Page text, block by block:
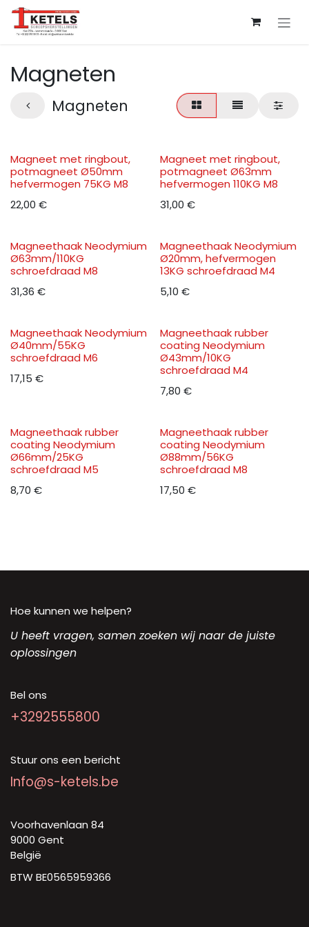
Overslaan naar inhoud
Magneten
Magneten
Magneet met ringbout,
potmagneet Ø50mm
hefvermogen 75KG M8
22,00 €
Magneet met ringbout,
potmagneet Ø63mm
hefvermogen 110KG M8
31,00 €
Magneethaak Neodymium
Ø63mm/110KG
schroefdraad M8
31,36 €
Magneethaak Neodymium
Ø20mm, hefvermogen
13KG schroefdraad M4
5,10 €
Magneethaak Neodymium
Ø40mm/55KG
schroefdraad M6
17,15 €
Magneethaak rubber
coating Neodymium
Ø43mm/10KG
schroefdraad M4
7,80 €
Magneethaak rubber
coating Neodymium
Ø66mm/25KG
schroefdraad M5
8,70 €
Magneethaak rubber
coating Neodymium
Ø88mm/56KG
schroefdraad M8
17,50 €
Hoe kunnen we helpen?
U heeft vragen, samen zoeken wij naar de juiste
oplossingen
Bel ons
+3292555800
Stuur ons een bericht
Info@s-ketels.be
Voorhavenlaan 84
9000 Gent
België
BTW BE0565959366